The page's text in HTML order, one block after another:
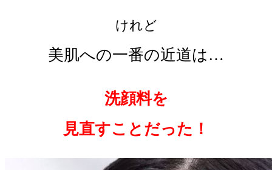
けれど
美肌への一番の近道は…
洗顔料を
見直すことだった！